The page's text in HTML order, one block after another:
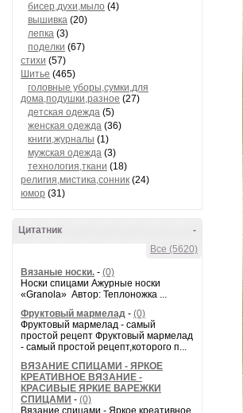
бисер,духи,мыло (4)
вышивка (20)
лепка (3)
поделки (67)
стихи (57)
Шитье (465)
головные уборы,сумки,для
дома,подушки,разное (27)
детская одежда (5)
женская одежда (36)
книги,журналы (1)
мужская одежда (3)
технология,ткани (18)
религия,мистика,сонник (24)
юмор (31)
-
Цитатник
Все (5620)
Вязаные носки. - (0)
Носки спицами Ажурные носки
«Granola» Автор: Теплоножка ...
Фруктовый мармелад - (0)
Фруктовый мармелад - самый
простой рецепт Фруктовый мармелад
- самый простой рецепт,которого п...
ВЯЗАНИЕ СПИЦАМИ - ЯРКОЕ
КРЕАТИВНОЕ ВЯЗАНИЕ -
КРАСИВЫЕ ЯРКИЕ ВАРЕЖКИ
СПИЦАМИ - (0)
Вязание спицами - Яркое креативное